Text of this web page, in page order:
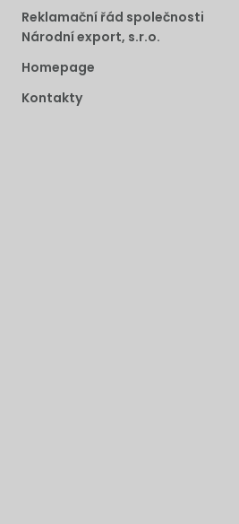
Reklamační řád společnosti
Národní export, s.r.o.
Homepage
Kontakty